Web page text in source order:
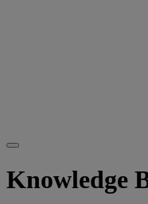
Knowledge